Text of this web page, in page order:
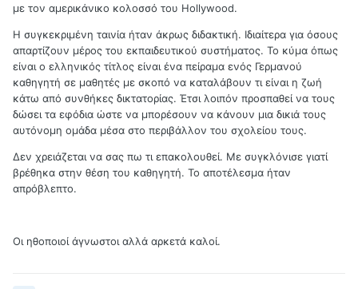
με τον αμερικάνικο κολοσσό του Hollywood.
Η συγκεκριμένη ταινία ήταν άκρως διδακτική. Ιδιαίτερα για όσους
απαρτίζουν μέρος του εκπαιδευτικού συστήματος. Το κύμα όπως
είναι ο ελληνικός τίτλος είναι ένα πείραμα ενός Γερμανού
καθηγητή σε μαθητές με σκοπό να καταλάβουν τι είναι η ζωή
κάτω από συνθήκες δικτατορίας. Έτσι λοιπόν προσπαθεί να τους
δώσει τα εφόδια ώστε να μπορέσουν να κάνουν μια δικιά τους
αυτόνομη ομάδα μέσα στο περιβάλλον του σχολείου τους.
Δεν χρειάζεται να σας πω τι επακολουθεί. Με συγκλόνισε γιατί
βρέθηκα στην θέση του καθηγητή. Το αποτέλεσμα ήταν
απρόβλεπτο.
Οι ηθοποιοί άγνωστοι αλλά αρκετά καλοί.